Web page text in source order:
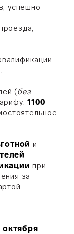
успешно
(без
1100
и
при
за